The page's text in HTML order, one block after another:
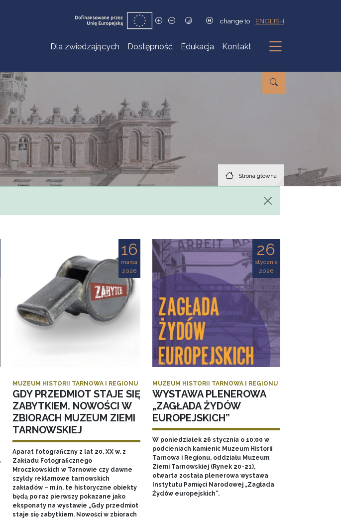
change to ENGLISH
Dla zwiedzających Dostępność Edukacja Kontakt
Podmenu
Strona główna
16
marca
2026
MUZEUM HISTORII TARNOWA I REGIONU
GDY PRZEDMIOT STAJE SIĘ
ZABYTKIEM. NOWOŚCI W
ZBIORACH MUZEUM ZIEMI
TARNOWSKIEJ
Aparat fotograficzny z lat 20. XX w. z
Zakładu Fotograficznego
Mroczkowskich w Tarnowie czy dawne
szyldy reklamowe tarnowskich
zakładów – m.in. te historyczne obiekty
będą po raz pierwszy pokazane jako
eksponaty na wystawie „Gdy przedmiot
staje się zabytkiem. Nowości w zbiorach
26
stycznia
2026
MUZEUM HISTORII TARNOWA I REGIONU
WYSTAWA PLENEROWA
„ZAGŁADA ŻYDÓW
EUROPEJSKICH”
W poniedziałek 26 stycznia o 10:00 w
podcieniach kamienic Muzeum Historii
Tarnowa i Regionu, oddziału Muzeum
Ziemi Tarnowskiej (Rynek 20-21),
otwarta została plenerowa wystawa
Instytutu Pamięci Narodowej „Zagłada
Żydów europejskich”.